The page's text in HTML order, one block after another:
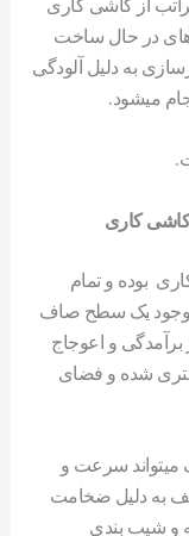
در حال ساخت
به دلیل آلودگی
میشود.
کاری
بوده و تمام
یک سطح صاف
و اعوجاج
شده و فضای
سرعت و
به دلیل ضخامت
و شیب بندی